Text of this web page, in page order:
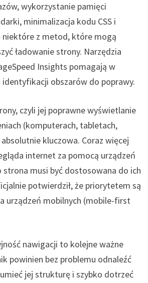
wykorzystanie pamięci
minimalizacja kodu CSS i
z metod, które mogą
ładowanie strony. Narzędzia
Insights pomagają w
identyfikacji obszarów do poprawy.
czyli jej poprawne wyświetlanie
(komputerach, tabletach,
kluczowa. Coraz więcej
internet za pomocą urządzeń
musi być dostosowana do ich
potwierdził, że priorytetem są
urządzeń mobilnych (mobile-first
nawigacji to kolejne ważne
powinien bez problemu odnaleźć
jej strukturę i szybko dotrzeć